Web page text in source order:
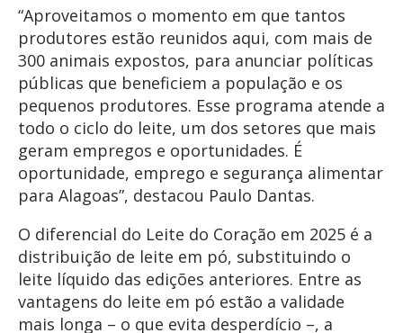
“Aproveitamos o momento em que tantos
produtores estão reunidos aqui, com mais de
300 animais expostos, para anunciar políticas
públicas que beneficiem a população e os
pequenos produtores. Esse programa atende a
todo o ciclo do leite, um dos setores que mais
geram empregos e oportunidades. É
oportunidade, emprego e segurança alimentar
para Alagoas”, destacou Paulo Dantas.
O diferencial do Leite do Coração em 2025 é a
distribuição de leite em pó, substituindo o
leite líquido das edições anteriores. Entre as
vantagens do leite em pó estão a validade
mais longa – o que evita desperdício –, a